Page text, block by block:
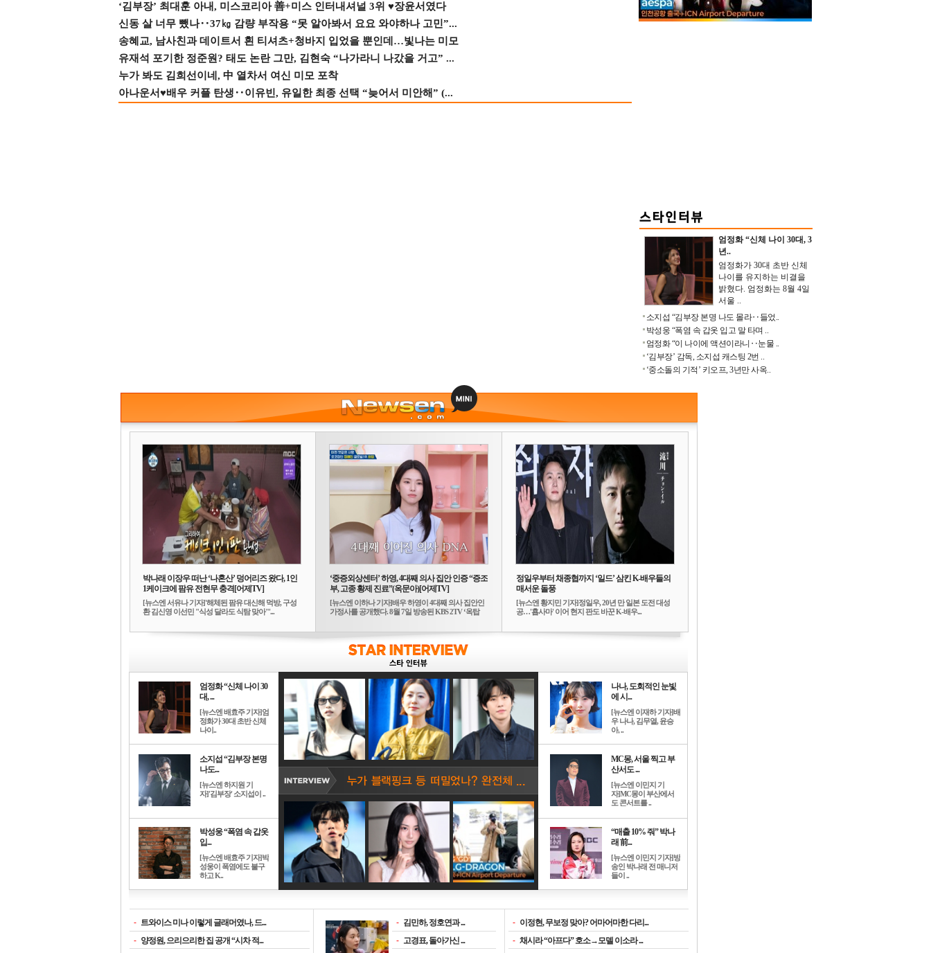
‘김부장’ 최대훈 아내, 미스코리아 善+미스 인터내셔널 3위 ♥장윤서였다
신동 살 너무 뺐나‥37㎏ 감량 부작용 “못 알아봐서 요요 와야하나 고민”...
송혜교, 남사친과 데이트서 흰 티셔츠+청바지 입었을 뿐인데…빛나는 미모
유재석 포기한 정준원? 태도 논란 그만, 김현숙 “나가라니 나갔을 거고” ...
누가 봐도 김희선이네, 中 열차서 여신 미모 포착
아나운서♥배우 커플 탄생‥이유빈, 유일한 최종 선택 “늦어서 미안해” (...
엄정화 “신체 나이 30대, 3
년..
엄정화가 30대 초반 신체
나이를 유지하는 비결을
밝혔다. 엄정화는 8월 4일
서울 ..
소지섭 “김부장 본명 나도 몰라‥들었..
박성웅 “폭염 속 갑옷 입고 말 타며 ..
엄정화 “이 나이에 액션이라니‥눈물 ..
‘김부장’ 감독, 소지섭 캐스팅 2번 ..
‘중소돌의 기적’ 키오프, 3년만 사옥..
박나래 이장우 떠난 ‘나혼산’ 덩어리즈 왔다, 1인
1케이크에 팜유 전현무 충격[어제TV]
[뉴스엔 서유나 기자]'해체된 팜유 대신해 먹방, 구성
환 김신영 이선민 "식성 달라도 식탐 맞아"'...
‘중증외상센터’ 하영, 4대째 의사 집안 인증 “증조
부, 고종 황제 진료”(옥문아)[어제TV]
[뉴스엔 이하나 기자]배우 하영이 4대째 의사 집안인
가정사를 공개했다. 8월 7일 방송된 KBS 2TV ‘옥탑
정일우부터 채종협까지 ‘일드’ 삼킨 K-배우들의
매서운 돌풍
[뉴스엔 황지민 기자]정일우, 20년 만 일본 도전 대성
공…'횹사마' 이어 현지 판도 바꾼 K-배우...
엄정화 “신체 나이 30
대, ...
[뉴스엔 배효주 기자]엄
정화가 30대 초반 신체
나이..
소지섭 “김부장 본명
나도...
[뉴스엔 하지원 기
자]'김부장' 소지섭이 ..
박성웅 “폭염 속 갑옷
입...
[뉴스엔 배효주 기자]박
성웅이 폭염에도 불구
하고 K..
나나, 도회적인 눈빛
에 시...
[뉴스엔 이재하 기자]배
우 나나, 김무열, 윤승
아, ..
MC몽, 서울 찍고 부
산서도 ...
[뉴스엔 이민지 기
자]MC몽이 부산에서
도 콘서트를 ..
“매출 10% 줘” 박나
래 前...
[뉴스엔 이민지 기자]방
송인 박나래 전 매니저
들이 ..
- 트와이스 미나 이렇게 글래머였나, 드...
- 양정원, 으리으리한 집 공개 “시차 적...
- 김민하, 정호연과 ...
- 고경표, 돌아가신 ...
- 이정현, 무보정 맞아? 어마어마한 다리...
- 채시라 “아프다” 호소→모델 이소라 ...